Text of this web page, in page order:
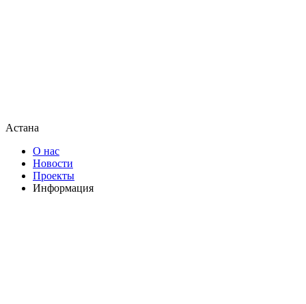
Астана
О нас
Новости
Проекты
Информация